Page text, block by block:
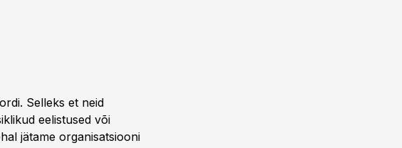
Selleks et neid
eelistused või
jätame organisatsiooni